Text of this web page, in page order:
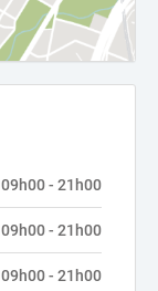
09h00 - 21h00
09h00 - 21h00
09h00 - 21h00